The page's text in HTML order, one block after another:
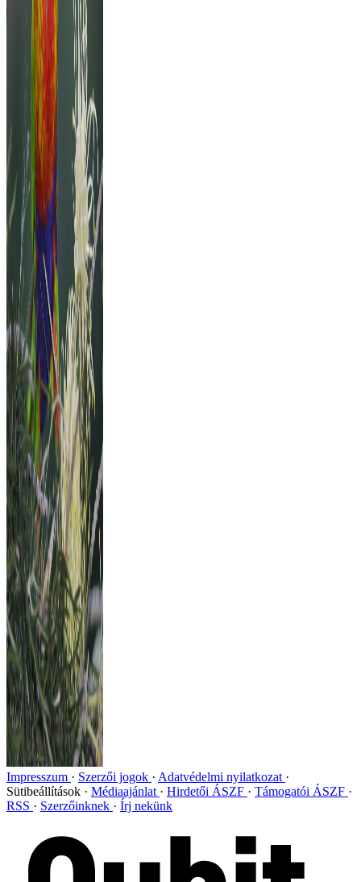
Impresszum Szerzői jogok
Adatvédelmi nyilatkozat
Sütibeállítások
Médiaajánlat Hirdetői ÁSZF
Támogatói ÁSZF
RSS
Szerzőinknek Írj nekünk